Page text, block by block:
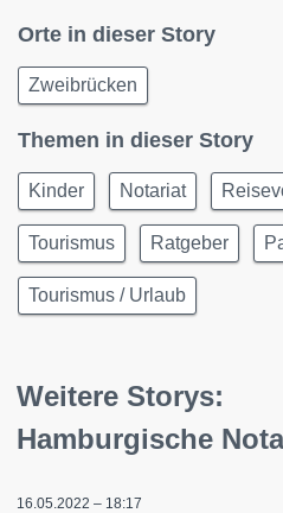
Orte in dieser Story
Zweibrücken
Themen in dieser Story
Kinder Notariat
Tourismus Ratgeber
Tourismus / Urlaub
Weitere Storys:
Hamburgische
16.05.2022 – 18:17